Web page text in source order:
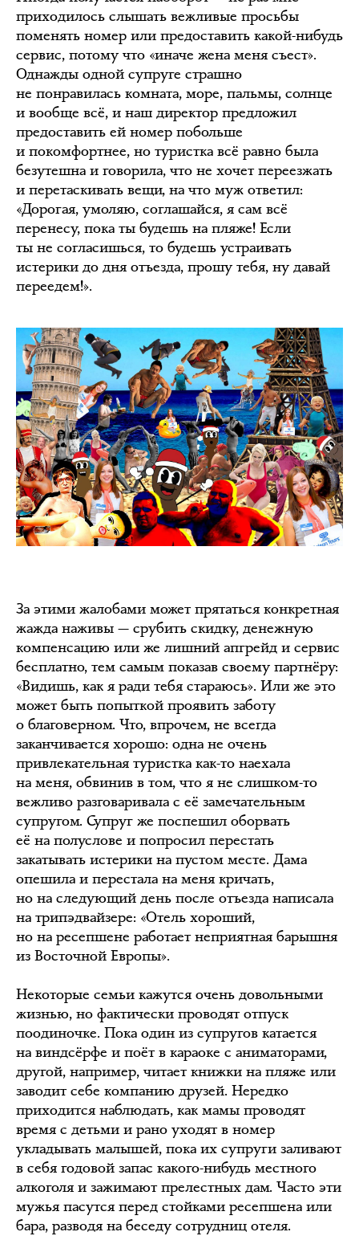
приходилось слышать вежливые просьбы
поменять номер или предоставить какой-нибудь
сервис, потому что «иначе жена меня съест».
Однажды одной супруге страшно
не понравилась комната, море, пальмы, солнце
и вообще всё, и наш директор предложил
предоставить ей номер побольше
и покомфортнее, но туристка всё равно была
безутешна и говорила, что не хочет переезжать
и перетаскивать вещи, на что муж ответил:
«Дорогая, умоляю, соглашайся, я сам всё
перенесу, пока ты будешь на пляже! Если
ты не согласишься, то будешь устраивать
истерики до дня отъезда, прошу тебя, ну давай
переедем!».
За этими жалобами может прятаться конкретная
жажда наживы — срубить скидку, денежную
компенсацию или же лишний апгрейд и сервис
бесплатно, тем самым показав своему партнёру:
«Видишь, как я ради тебя стараюсь». Или же это
может быть попыткой проявить заботу
о благоверном. Что, впрочем, не всегда
заканчивается хорошо: одна не очень
привлекательная туристка как-то наехала
на меня, обвинив в том, что я не слишком-то
вежливо разговаривала с её замечательным
супругом. Супруг же поспешил оборвать
её на полуслове и попросил перестать
закатывать истерики на пустом месте. Дама
опешила и перестала на меня кричать,
но на следующий день после отъезда написала
на трипэдвайзере: «Отель хороший,
но на ресепшене работает неприятная барышня
из Восточной Европы».
Некоторые семьи кажутся очень довольными
жизнью, но фактически проводят отпуск
поодиночке. Пока один из супругов катается
на виндсёрфе и поёт в караоке с аниматорами,
другой, например, читает книжки на пляже или
заводит себе компанию друзей. Нередко
приходится наблюдать, как мамы проводят
время с детьми и рано уходят в номер
укладывать малышей, пока их супруги заливают
в себя годовой запас какого-нибудь местного
алкоголя и зажимают прелестных дам. Часто эти
мужья пасутся перед стойками ресепшена или
бара, разводя на беседу сотрудниц отеля.